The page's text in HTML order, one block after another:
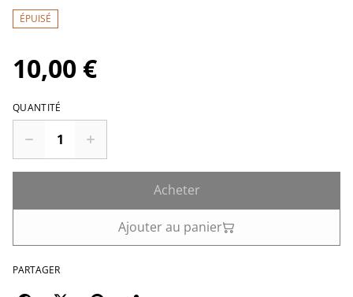
ÉPUISÉ
10,00 €
QUANTITÉ
Acheter
Ajouter au panier
PARTAGER